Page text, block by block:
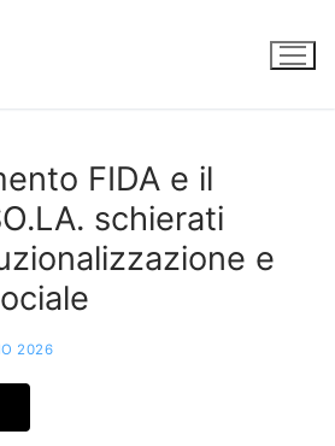
FIDA e il
schierati
e
2026